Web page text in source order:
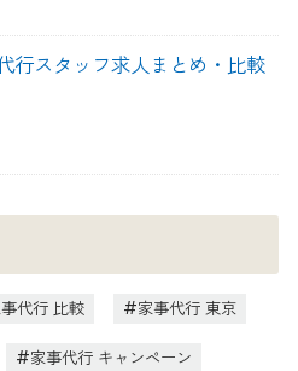
行スタッフ求人まとめ・比較
代行 比較 家事代行 東京
家事代行 キャンペーン